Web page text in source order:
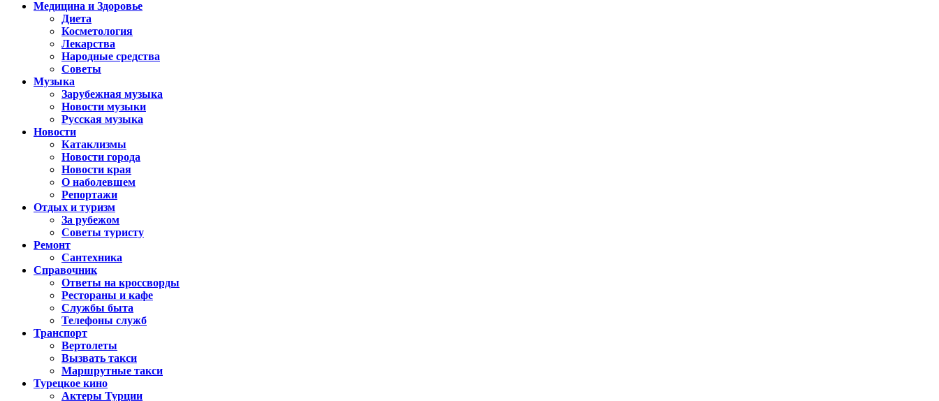
Медицина и Здоровье
Диета
Косметология
Лекарства
Народные средства
Советы
Музыка
Зарубежная музыка
Новости музыки
Русская музыка
Новости
Катаклизмы
Новости города
Новости края
О наболевшем
Репортажи
Отдых и туризм
За рубежом
Советы туристу
Ремонт
Сантехника
Справочник
Ответы на кроссворды
Рестораны и кафе
Службы быта
Телефоны служб
Транспорт
Вертолеты
Вызвать такси
Маршрутные такси
Турецкое кино
Актеры Турции